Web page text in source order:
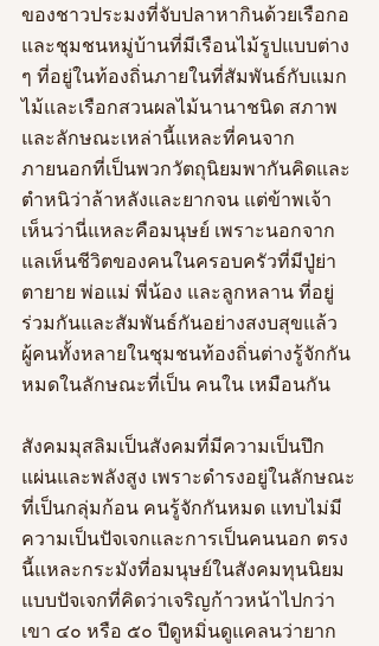
ของชาวประมงที่จับปลาหากินด้วยเรือกอ
และชุมชนหมู่บ้านที่มีเรือนไม้รูปแบบต่าง
ๆ ที่อยู่ในท้องถิ่นภายในที่สัมพันธ์กับแมก
ไม้และเรือกสวนผลไม้นานาชนิด สภาพ
และลักษณะเหล่านี้แหละที่คนจาก
ภายนอกที่เป็นพวกวัตถุนิยมพากันคิดและ
ตำหนิว่าล้าหลังและยากจน แต่ข้าพเจ้า
เห็นว่านี่แหละคือมนุษย์ เพราะนอกจาก
แลเห็นชีวิตของคนในครอบครัวที่มีปู่ย่า
ตายาย พ่อแม่ พี่น้อง และลูกหลาน ที่อยู่
ร่วมกันและสัมพันธ์กันอย่างสงบสุขแล้ว
ผู้คนทั้งหลายในชุมชนท้องถิ่นต่างรู้จักกัน
หมดในลักษณะที่เป็น คนใน เหมือนกัน
สังคมมุสลิมเป็นสังคมที่มีความเป็นปึก
แผ่นและพลังสูง เพราะดำรงอยู่ในลักษณะ
ที่เป็นกลุ่มก้อน คนรู้จักกันหมด แทบไม่มี
ความเป็นปัจเจกและการเป็นคนนอก ตรง
นี้แหละกระมังที่อมนุษย์ในสังคมทุนนิยม
แบบปัจเจกที่คิดว่าเจริญก้าวหน้าไปกว่า
เขา ๔๐ หรือ ๕๐ ปีดูหมิ่นดูแคลนว่ายาก